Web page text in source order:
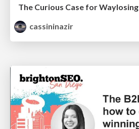
The Curious Case for Waylosing
cassininazir